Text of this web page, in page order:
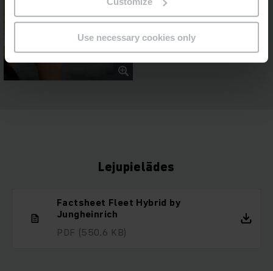
Use necessary cookies only
Lejupielādes
Factsheet Fleet Hybrid by
Jungheinrich
PDF (550,6 KB)